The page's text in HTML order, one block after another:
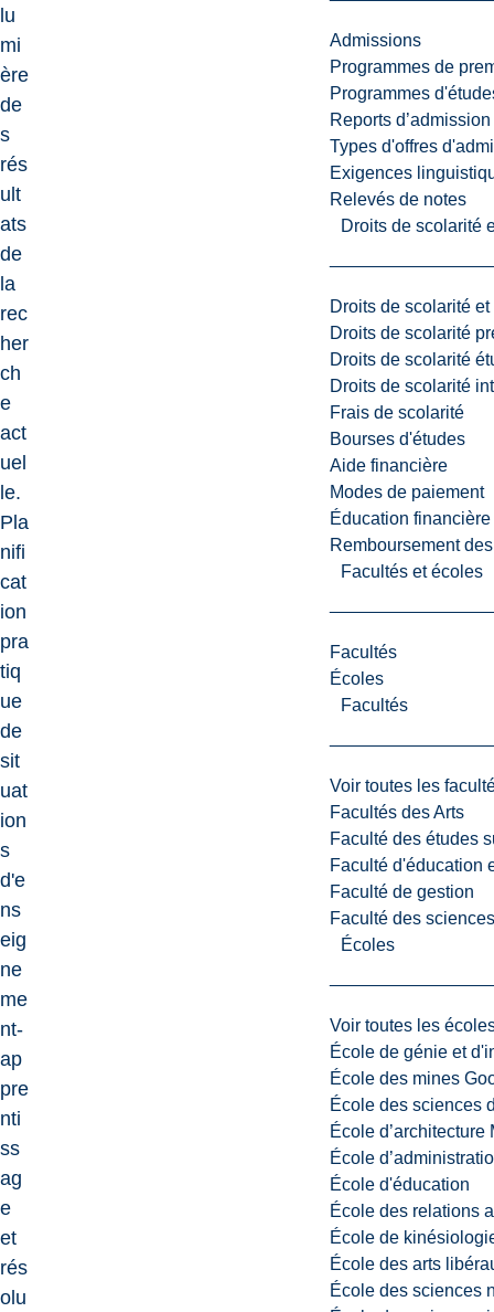
Admissions
Programmes de
Programmes
Reports d’admission
Types d'offres
Exigences
Relevés de notes
Droits de scolarité
Droits de scolarité
Droits de scolarité
Droits de scolarité
Droits de scolarité
Frais de scolarité
Bourses d'études
Aide financière
Modes de paiement
Éducation financière
Remboursement
Facultés et écoles
Facultés
Écoles
Facultés
Voir toutes les
Facultés des Arts
Faculté des études
Faculté d'éducation
Faculté de gestion
Faculté des
Écoles
Voir toutes les
École de génie et
École des mines
École des sciences
École d’architecture
École
École d'éducation
École des relations
École de
École des arts
École des sciences
lu
mi
ère
de
s
rés
ult
ats
de
la
rec
her
ch
e
act
uel
le.
Pla
nifi
cat
ion
pra
tiq
ue
de
sit
uat
ion
s
d'e
ns
eig
ne
me
nt-
ap
pre
nti
ss
ag
e
et
rés
olu